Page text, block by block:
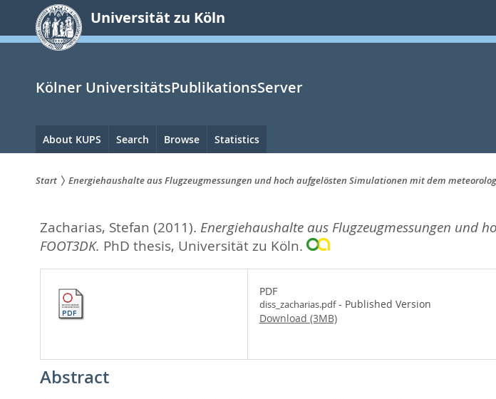
springen
Universität zu Köln
Kölner UniversitätsPublikationsServer
Hauptnavigation
About KUPS Search Browse Statistics
sind
hier:
Start Energiehaushalte aus Flugzeugmessungen und hoch aufgelösten Simulationen mit dem
Zacharias, Stefan (2011). Energiehaushalte aus Flugzeugmessungen und
FOOT3DK. PhD thesis, Universität zu Köln.
PDF
diss_zacharias.pdf- Published Version
Download (3MB)
Abstract